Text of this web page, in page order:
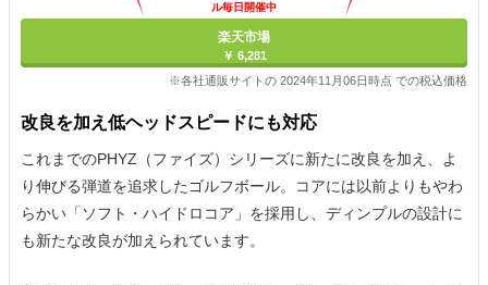
ル毎日開催中
楽天市場
￥ 6,281
※各社通販サイトの 2024年11月06日時点 での税込価格
改良を加え低ヘッドスピードにも対応
これまでのPHYZ（ファイズ）シリーズに新たに改良を加え、よ
り伸びる弾道を追求したゴルフボール。コアには以前よりもやわ
らかい「ソフト・ハイドロコア」を採用し、ディンプルの設計に
も新たな改良が加えられています。